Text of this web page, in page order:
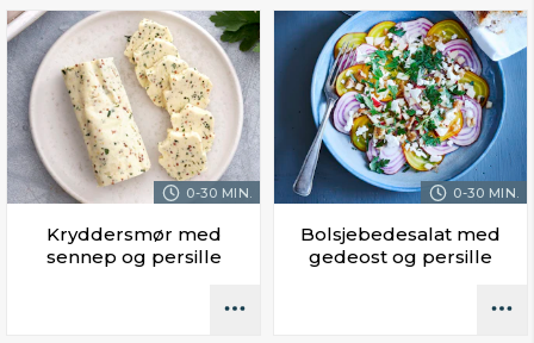
0-30 MIN.
Kryddersmør med
sennep og persille
0-30 MIN.
Bolsjebedesalat med
gedeost og persille